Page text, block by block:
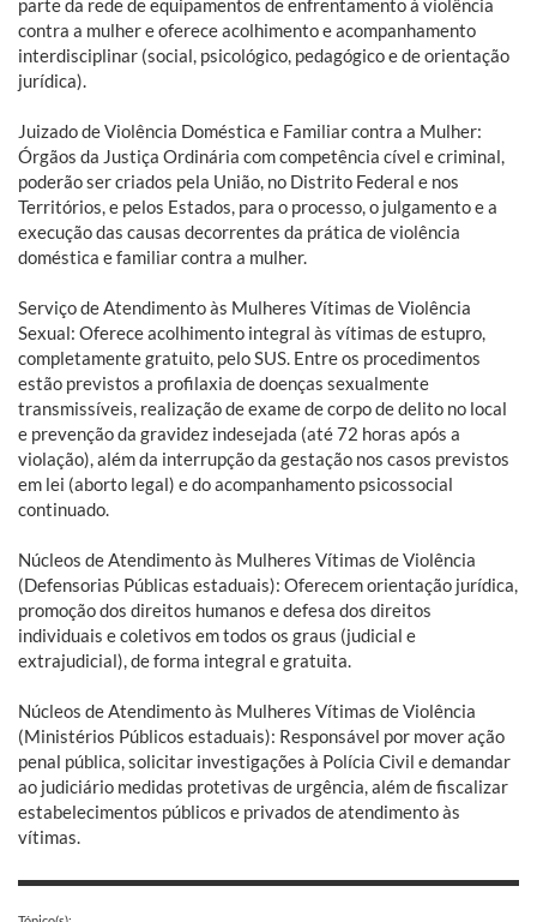
parte da rede de equipamentos de enfrentamento à violência
contra a mulher e oferece acolhimento e acompanhamento
interdisciplinar (social, psicológico, pedagógico e de orientação
jurídica).
Juizado de Violência Doméstica e Familiar contra a Mulher:
Órgãos da Justiça Ordinária com competência cível e criminal,
poderão ser criados pela União, no Distrito Federal e nos
Territórios, e pelos Estados, para o processo, o julgamento e a
execução das causas decorrentes da prática de violência
doméstica e familiar contra a mulher.
Serviço de Atendimento às Mulheres Vítimas de Violência
Sexual: Oferece acolhimento integral às vítimas de estupro,
completamente gratuito, pelo SUS. Entre os procedimentos
estão previstos a profilaxia de doenças sexualmente
transmissíveis, realização de exame de corpo de delito no local
e prevenção da gravidez indesejada (até 72 horas após a
violação), além da interrupção da gestação nos casos previstos
em lei (aborto legal) e do acompanhamento psicossocial
continuado.
Núcleos de Atendimento às Mulheres Vítimas de Violência
(Defensorias Públicas estaduais): Oferecem orientação jurídica,
promoção dos direitos humanos e defesa dos direitos
individuais e coletivos em todos os graus (judicial e
extrajudicial), de forma integral e gratuita.
Núcleos de Atendimento às Mulheres Vítimas de Violência
(Ministérios Públicos estaduais): Responsável por mover ação
penal pública, solicitar investigações à Polícia Civil e demandar
ao judiciário medidas protetivas de urgência, além de fiscalizar
estabelecimentos públicos e privados de atendimento às
vítimas.